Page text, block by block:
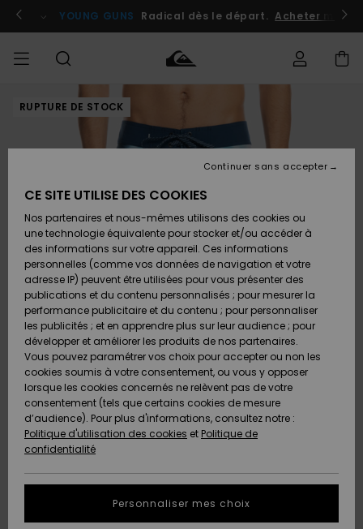
l'information
le
Se connecter / s'inscrire
YOUNG GUNS Radical dès le départ. Acheter
HOMME Vêtements
Chaussures
& Tongs
Surf
Snow
Nouveautés
A
Découvrir
Vêtements
Chaussures
& Tongs
Surf
Snow
Nouveautés
A
Découvrir
FEMME
Shop
A
Découvrir
Snow
SURF
Surf
Shop
Homme
Surf
Shop
Enfant
Highlights
Communauté
SNOW
Snow
Shop
Homme
Snow
Shop
Enfant
Snow
Shop
Femme
A
Découvrir
Communauté
OUTLET
Outlet
Homme
Enfant
Outlet
Femme
AIDE &
CONTACT
Accéder à
ma
commande
Retours
Paiement
Carte
Cadeau
Quiksilver
Freedom
Protection
des
tailles
MAGASINS
QUIKSILVER
RUPTURE DE STOCK
CE SITE UTILISE DES COOKIES
Nos partenaires et nous-mêmes utilisons des cookies ou
une technologie équivalente pour stocker et/ou accéder à
des informations sur votre appareil. Ces informations
personnelles (comme vos données de navigation et votre
adresse IP) peuvent être utilisées pour vous présenter des
publications et du contenu personnalisés ; pour mesurer la
performance publicitaire et du contenu ; pour personnaliser
les publicités ; et en apprendre plus sur leur audience ; pour
développer et améliorer les produits de nos partenaires.
Vous pouvez paramétrer vos choix pour accepter ou non les
cookies soumis à votre consentement, ou vous y opposer
lorsque les cookies concernés ne relèvent pas de votre
consentement (tels que certains cookies de mesure
d’audience). Pour plus d'informations, consultez notre :
Politique d'utilisation des cookies et Politique de
confidentialité
Personnaliser mes choix
Continuer sans accepter